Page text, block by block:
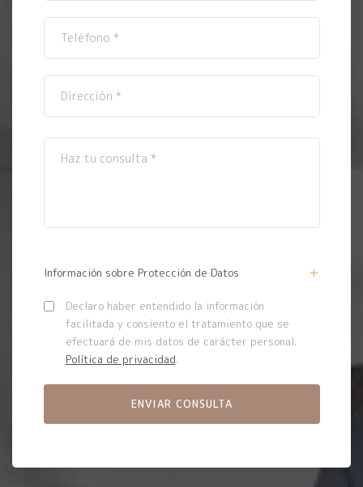
Información sobre Protección de Datos
Declaro haber entendido la información
facilitada y consiento el tratamiento que se
efectuará de mis datos de carácter personal.
Política de privacidad.